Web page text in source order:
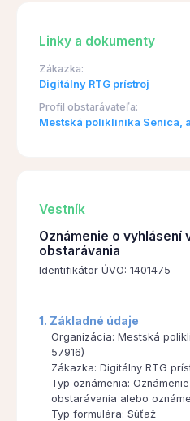
Linky a dokumenty
Zákazka:
Digitálny RTG prístroj
Profil obstarávateľa:
Mestská poliklinika Senica,
Vestník
Oznámenie o vyhlásení
obstarávania
Identifikátor ÚVO: 1401475
1. Základné údaje
Organizácia: Mestská
57916)
Zákazka: Digitálny RTG
Typ oznámenia:
obstarávania alebo
Typ formulára: Súťaž